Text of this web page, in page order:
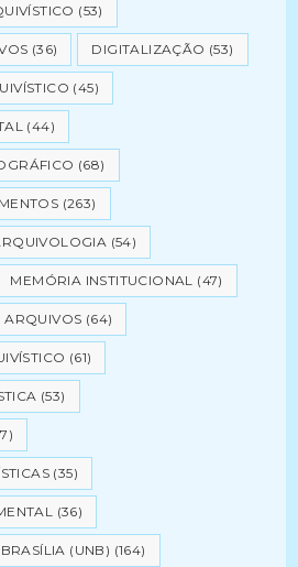
(53)
(36) DIGITALIZAÇÃO (53)
(45)
(44)
(68)
(263)
(54)
MEMÓRIA INSTITUCIONAL (47)
(64)
(61)
(53)
(35)
(36)
(UNB) (164)